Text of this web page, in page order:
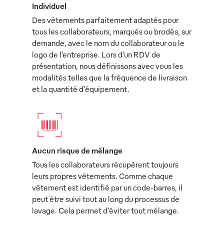
Individuel
Des vêtements parfaitement adaptés pour
tous les collaborateurs, marqués ou brodés, sur
demande, avec le nom du collaborateur ou le
logo de l’entreprise. Lors d’un RDV de
présentation, nous définissons avec vous les
modalités telles que la fréquence de livraison
et la quantité d’équipement.
Aucun risque de mélange
Tous les collaborateurs récupèrent toujours
leurs propres vêtements. Comme chaque
vêtement est identifié par un code-barres, il
peut être suivi tout au long du processus de
lavage. Cela permet d’éviter tout mélange.